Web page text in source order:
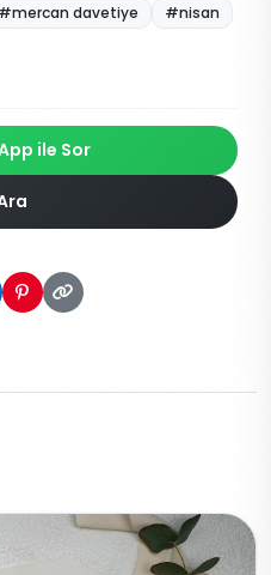
#mercan davetiye #nisan
ile Sor